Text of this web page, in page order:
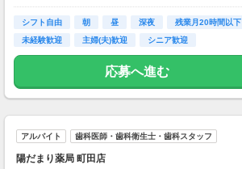
◇賞与：3.00ヵ月分/年2回(7月/12月)
全額支給
シフト自由 朝 昼 深夜 残業月20時間以下
未経験歓迎
主婦(夫)歓迎 シニア歓迎
応募へ進む
アルバイト 歯科医師・歯科衛生士・歯科スタッフ
陽だまり薬局 町田店